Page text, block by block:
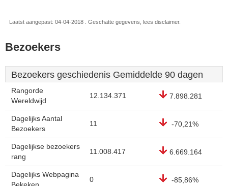
Laatst aangepast: 04-04-2018 . Geschatte gegevens, lees disclaimer.
Bezoekers
Bezoekers geschiedenis Gemiddelde 90 dagen
Rangorde
Wereldwijd
12.134.371 7.898.281
Dagelijks Aantal
Bezoekers
11 -70,21%
Dagelijkse bezoekers
rang
11.008.417 6.669.164
Dagelijks Webpagina
0 -85,86%